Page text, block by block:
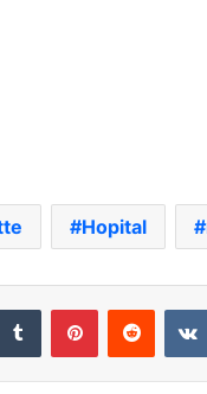
Hopital
Tumblr PinterestReddit